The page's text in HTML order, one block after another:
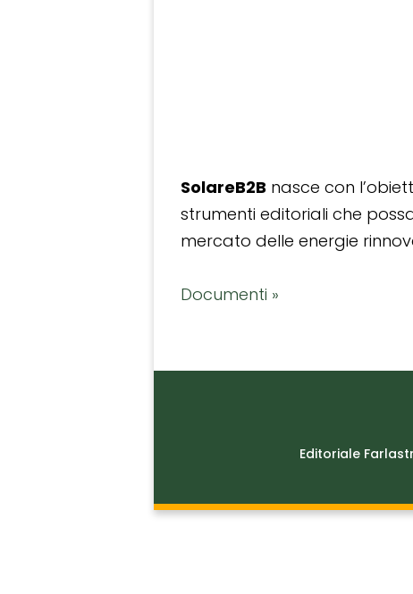
SolareB2B nasce con
strumenti editoriali che
mercato delle energie
Documenti »
Editoriale